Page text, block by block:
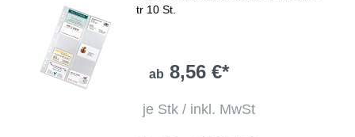
tr 10 St.
ab 8,56 €*
je Stk / inkl. MwSt